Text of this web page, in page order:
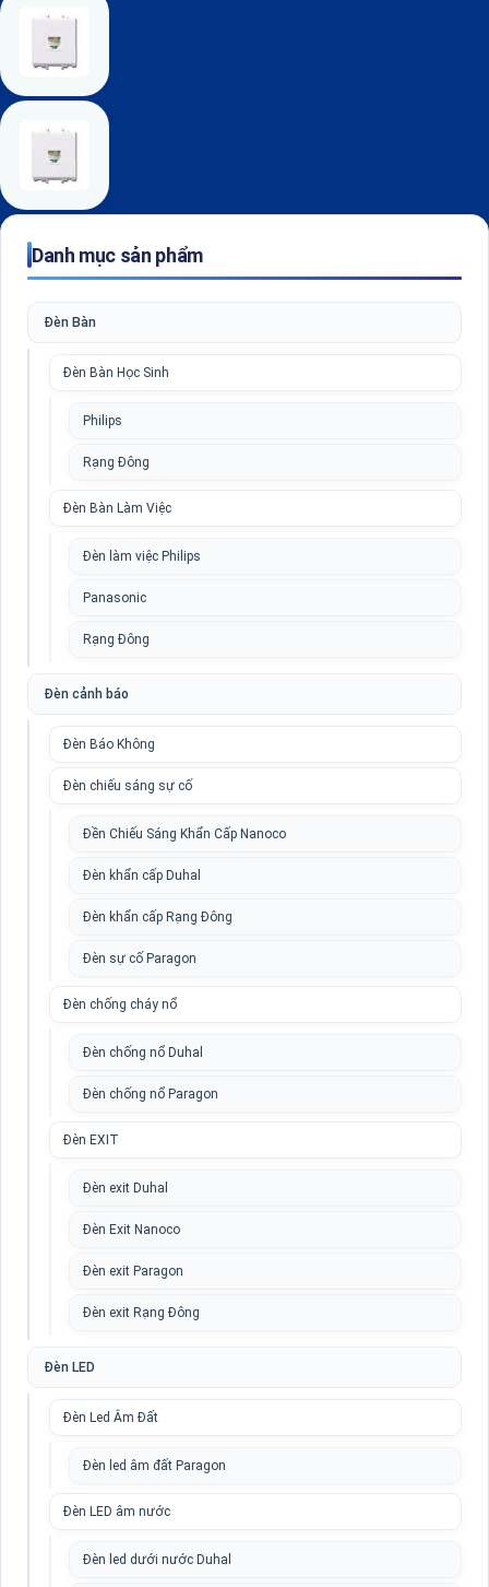
Danh mục sản phẩm
Đèn Bàn
Đèn Bàn Học Sinh
Philips
Rạng Đông
Đèn Bàn Làm Việc
Đèn làm việc Philips
Panasonic
Rạng Đông
Đèn cảnh báo
Đèn Báo Không
Đèn chiếu sáng sự cố
Đền Chiếu Sáng Khẩn Cấp Nanoco
Đèn khẩn cấp Duhal
Đèn khẩn cấp Rạng Đông
Đèn sự cố Paragon
Đèn chống cháy nổ
Đèn chống nổ Duhal
Đèn chống nổ Paragon
Đèn EXIT
Đèn exit Duhal
Đèn Exit Nanoco
Đèn exit Paragon
Đèn exit Rạng Đông
Đèn LED
Đèn Led Âm Đất
Đèn led âm đất Paragon
Đèn LED âm nước
Đèn led dưới nước Duhal